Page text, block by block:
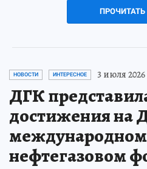
ПРОЧИТАТЬ
НОВОСТИ ИНТЕРЕСНОЕ 3 июля 2026
ДГК
достижения на
нефтегазовом